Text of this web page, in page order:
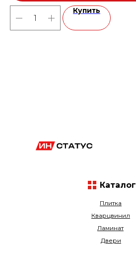
Купить
Плитка
Кварцвинил
Ламинат
Двери
Каталог